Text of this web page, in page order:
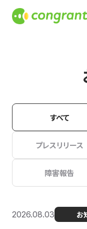
すべて
プレスリリース
障害報告
2026.08.03 お